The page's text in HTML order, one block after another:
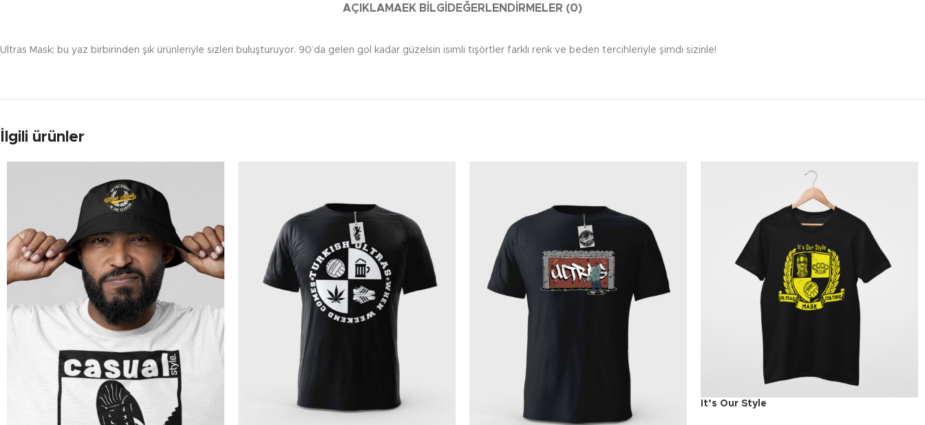
AÇIKLAMAEK BILGI DEĞERLENDIRMELER (0)
Ultras Mask; bu yaz birbirinden şık ürünleriyle sizleri buluşturuyor. 90’da gelen gol kadar güzelsin isimli tişörtler farklı renk ve beden tercihleriyle şimdi sizinle!
İlgili ürünler
It’s Our Style